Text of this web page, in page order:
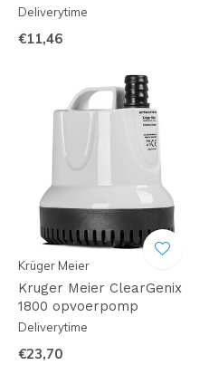
Deliverytime
€11,46
Krüger Meier
Kruger Meier ClearGenix
1800 opvoerpomp
Deliverytime
€23,70